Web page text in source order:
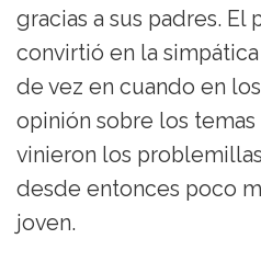
gracias a sus padres. El
convirtió en la
de vez en cuando en
opinión sobre los
vinieron los
desde entonces poco
joven.